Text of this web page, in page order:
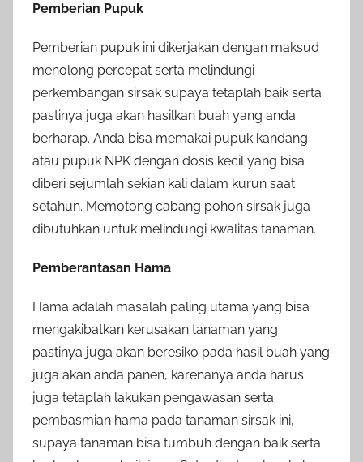
Pemberian Pupuk
Pemberian pupuk ini dikerjakan dengan maksud
menolong percepat serta melindungi
perkembangan sirsak supaya tetaplah baik serta
pastinya juga akan hasilkan buah yang anda
berharap. Anda bisa memakai pupuk kandang
atau pupuk NPK dengan dosis kecil yang bisa
diberi sejumlah sekian kali dalam kurun saat
setahun. Memotong cabang pohon sirsak juga
dibutuhkan untuk melindungi kwalitas tanaman.
Pemberantasan Hama
Hama adalah masalah paling utama yang bisa
mengakibatkan kerusakan tanaman yang
pastinya juga akan beresiko pada hasil buah yang
juga akan anda panen, karenanya anda harus
juga tetaplah lakukan pengawasan serta
pembasmian hama pada tanaman sirsak ini,
supaya tanaman bisa tumbuh dengan baik serta